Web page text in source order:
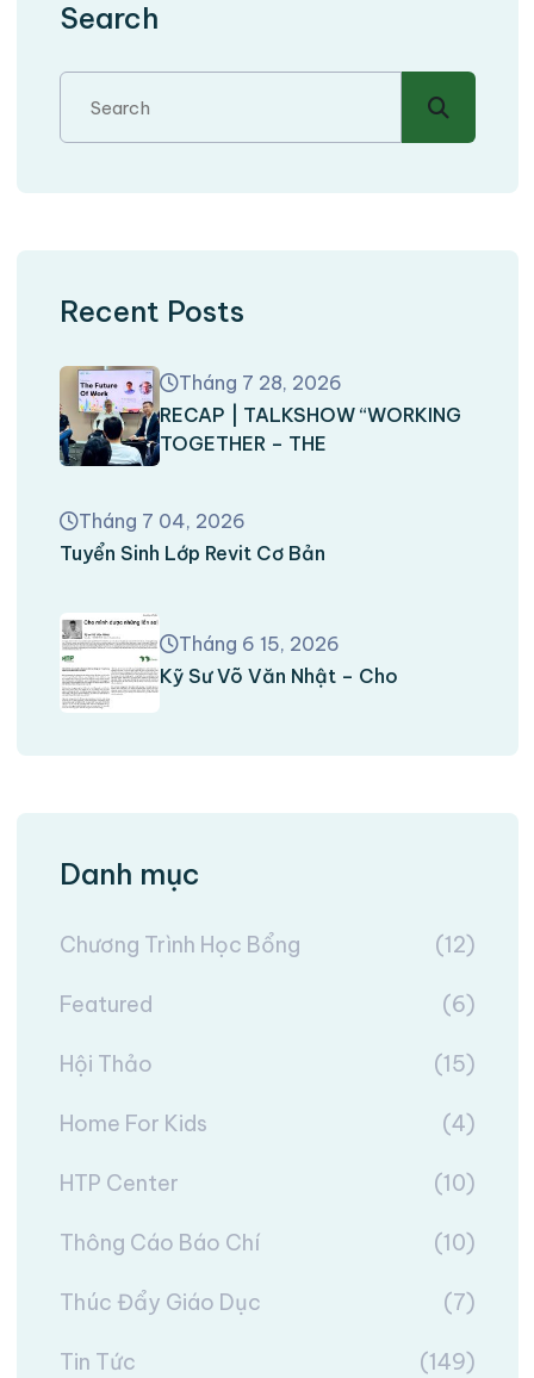
Search
Recent Posts
Tháng 7 28, 2026
RECAP | TALKSHOW “WORKING
TOGETHER – THE
Tháng 7 04, 2026
Tuyển Sinh Lớp Revit Cơ Bản
Tháng 6 15, 2026
Kỹ Sư Võ Văn Nhật – Cho
Danh mục
Chương Trình Học Bổng (12)
Featured (6)
Hội Thảo (15)
Home For Kids (4)
HTP Center (10)
Thông Cáo Báo Chí (10)
Thúc Đẩy Giáo Dục (7)
Tin Tức (149)